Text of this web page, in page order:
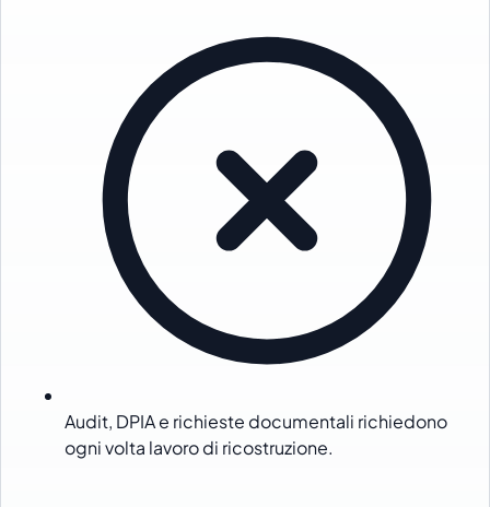
Audit, DPIA e richieste documentali richiedono
ogni volta lavoro di ricostruzione.